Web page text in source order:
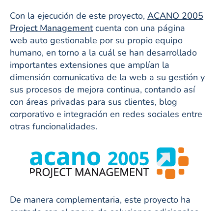
Con la ejecución de este proyecto, ACANO 2005
Project Managementcuenta con una página
web auto gestionable por su propio equipo
humano, en torno a la cuál se han desarrollado
importantes extensiones que amplían la
dimensión comunicativa de la web a su gestión y
sus procesos de mejora continua, contando así
con áreas privadas para sus clientes, blog
corporativo e integración en redes sociales entre
otras funcionalidades.
De manera complementaria, este proyecto ha